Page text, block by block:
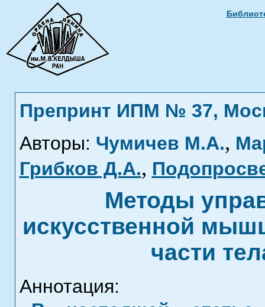
Препринт ИПМ № 37,
Авторы: Чумичев М.А.,
Грибков Д.А.,
Методы
искусственной
части
Аннотация: